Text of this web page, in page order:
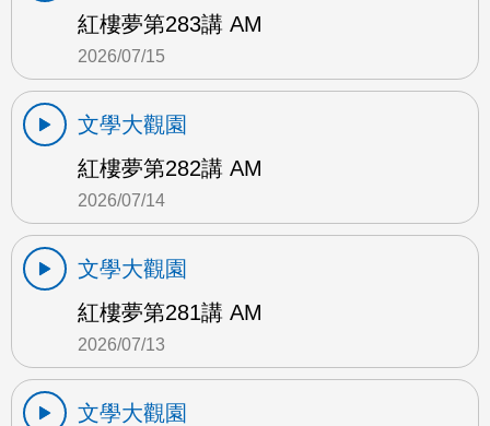
紅樓夢第283講 AM
2026/07/15
文學大觀園
紅樓夢第282講 AM
2026/07/14
文學大觀園
紅樓夢第281講 AM
2026/07/13
文學大觀園